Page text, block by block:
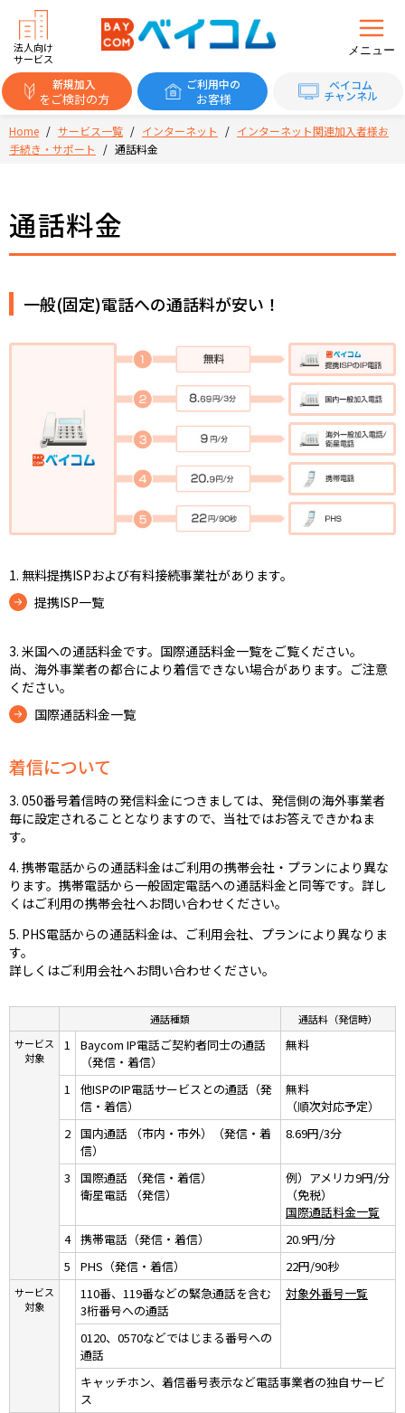
Home / サービス一覧 / インターネット / インターネット関連加入者様お
手続き・サポート
/ 通話料金
法人向け
サービス
メニュー
新規加入
をご検討の方
ご利用中の
お客様
ベイコム
チャンネル
通話料金
一般(固定)電話への通話料が安い！
1. 無料提携ISPおよび有料接続事業社があります。
提携ISP一覧
3. 米国への通話料金です。国際通話料金一覧をご覧ください。
尚、海外事業者の都合により着信できない場合があります。ご注意
ください。
国際通話料金一覧
着信について
3. 050番号着信時の発信料金につきましては、発信側の海外事業者
毎に設定されることとなりますので、当社ではお答えできかねま
す。
4. 携帯電話からの通話料金はご利用の携帯会社・プランにより異な
ります。携帯電話から一般固定電話への通話料金と同等です。詳し
くはご利用の携帯会社へお問い合わせください。
5. PHS電話からの通話料金は、ご利用会社、プランにより異なりま
す。
詳しくはご利用会社へお問い合わせください。
通話種類
通話料（発信時）
サービス
対象
1
Baycom IP電話ご契約者同士の通話
（発信・着信）
無料
1
他ISPのIP電話サービスとの通話（発
信・着信）
無料
（順次対応予定）
2 国内通話 （市内・市外）（発信・着
信）
8.69円/3分
3
国際通話 （発信・着信）
衛星電話 （発信）
例）アメリカ9円/分
（免税）
国際通話料金一覧
4 携帯電話（発信・着信）
20.9円/分
5
PHS（発信・着信） 22円/90秒
サービス
対象
110番、119番などの緊急通話を含む
3桁番号への通話
対象外番号一覧
0120、0570などではじまる番号への
通話
キャッチホン、着信番号表示など電話事業者の独自サービ
ス